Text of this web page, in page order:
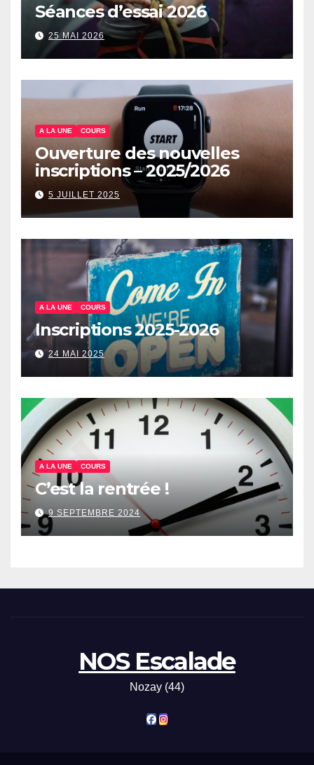
Séances d’essai 2026
25 MAI 2026
A LA UNE COURS
Ouverture des nouvelles
inscriptions – 2025/2026
5 JUILLET 2025
A LA UNE COURS
Inscriptions 2025-2026
24 MAI 2025
A LA UNE COURS
C’est la rentrée !
9 SEPTEMBRE 2024
NOS Escalade
Nozay (44)